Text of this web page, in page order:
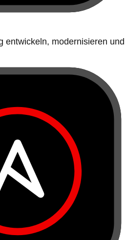
entwickeln, modernisieren und